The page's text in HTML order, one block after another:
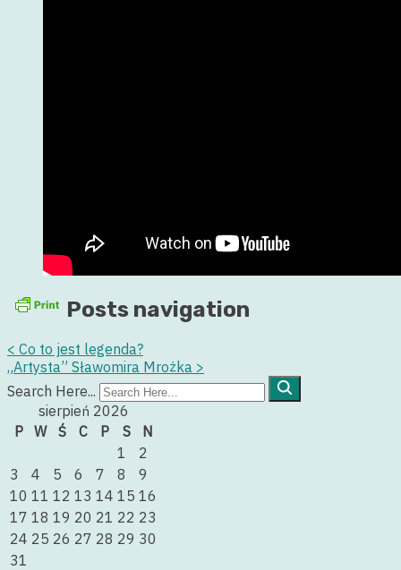
Posts navigation
< Co to jest legenda?
„Artysta” Sławomira Mrożka >
Search Here...
sierpień 2026
P W Ś C P S
N
1
2
3
4 5 6 7 8
9
10 11 12 13 14 15 16
17 18 19 20 21 22 23
24 25 26 27 28 29 30
31